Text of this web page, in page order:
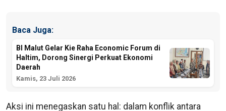
Baca Juga:
BI Malut Gelar Kie Raha Economic Forum di
Haltim, Dorong Sinergi Perkuat Ekonomi
Daerah
Kamis, 23 Juli 2026
Aksi ini menegaskan satu hal: dalam konflik antara